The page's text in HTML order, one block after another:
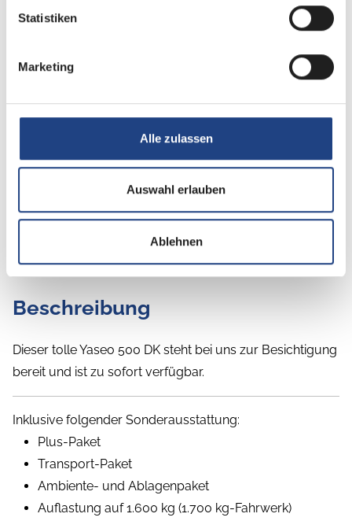
Statistiken
Marketing
Alle zulassen
Auswahl erlauben
Ablehnen
Beschreibung
Dieser tolle Yaseo 500 DK steht bei uns zur Besichtigung
bereit und ist zu sofort verfügbar.
Inklusive folgender Sonderausstattung:
Plus-Paket
Transport-Paket
Ambiente- und Ablagenpaket
Auflastung auf 1.600 kg (1.700 kg-Fahrwerk)